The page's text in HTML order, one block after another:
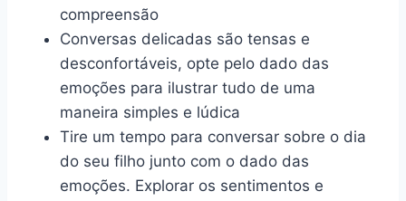
compreensão
Conversas delicadas são tensas e
desconfortáveis, opte pelo dado das
emoções para ilustrar tudo de uma
maneira simples e lúdica
Tire um tempo para conversar sobre o dia
do seu filho junto com o dado das
emoções. Explorar os sentimentos e